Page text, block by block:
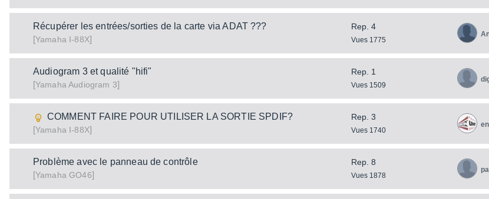
Récupérer les entrées/sorties de la carte via ADAT ???
[Yamaha I-88X]
Rep. 4
Vues 1775
Audiogram 3 et qualité "hifi"
[Yamaha Audiogram 3]
Rep. 1
Vues 1509
COMMENT FAIRE POUR UTILISER LA SORTIE SPDIF?
[Yamaha I-88X]
Rep. 3
Vues 1740
Problème avec le panneau de contrôle
[Yamaha GO46]
Rep. 8
Vues 1878